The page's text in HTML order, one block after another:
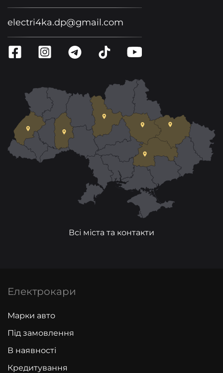
electri4ka.dp@gmail.com
Всі міста та контакти
Електрокари
Марки авто
Під замовлення
В наявності
Кредитування